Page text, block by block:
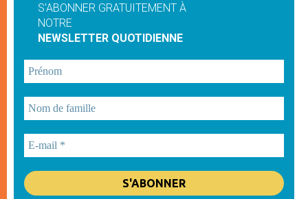
S'ABONNER GRATUITEMENT À
NOTRE
NEWSLETTER QUOTIDIENNE